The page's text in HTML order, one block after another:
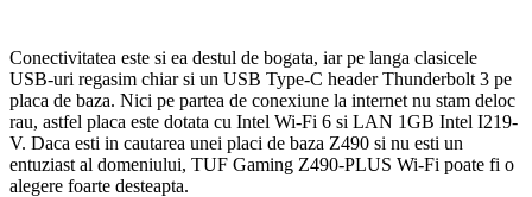
Conectivitatea este si ea destul de bogata, iar pe langa clasicele
USB-uri regasim chiar si un USB Type-C header Thunderbolt 3 pe
placa de baza. Nici pe partea de conexiune la internet nu stam deloc
rau, astfel placa este dotata cu Intel Wi-Fi 6 si LAN 1GB Intel I219-
V. Daca esti in cautarea unei placi de baza Z490 si nu esti un
entuziast al domeniului, TUF Gaming Z490-PLUS Wi-Fi poate fi o
alegere foarte desteapta.